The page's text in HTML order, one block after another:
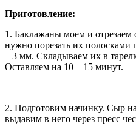
Приготовление:
1. Баклажаны моем и
нужно порезать их полосками
– 3 мм. Складываем их в
Оставляем на 10 – 15 минут.
2. Подготовим начинку. Сыр
выдавим в него через пресс